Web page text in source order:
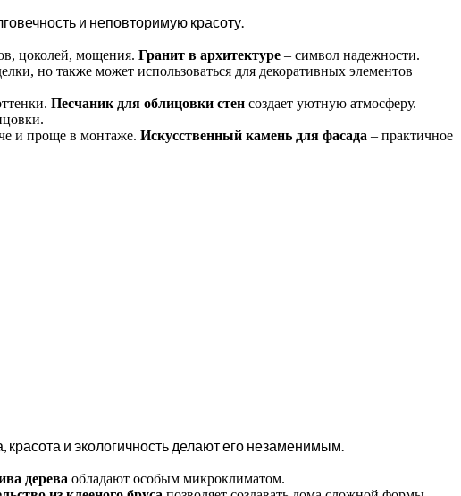
и неповторимую красоту.
цоколей, мощения. Гранит в архитектуре – символ надежности.
но также может использоваться для декоративных элементов
Песчаник для облицовки стен создает уютную атмосферу.
и проще в монтаже. Искусственный камень для фасада – практичное
и экологичность делают его незаменимым.
дерева обладают особым микроклиматом.